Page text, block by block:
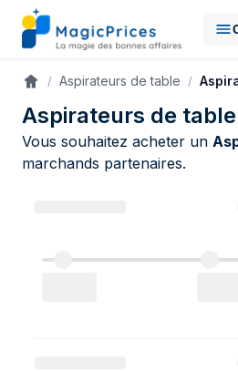
AccueilAspirateurs de table
Aspirateurs de
Vous souhaitez acheter un
marchands partenaires.